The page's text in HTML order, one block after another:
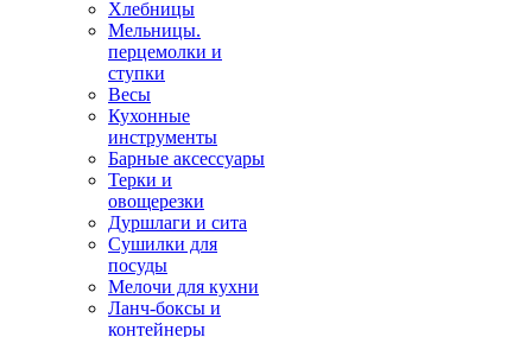
Хлебницы
Мельницы.
перцемолки и
ступки
Весы
Кухонные
инструменты
Барные аксессуары
Терки и
овощерезки
Дуршлаги и сита
Сушилки для
посуды
Мелочи для кухни
Ланч-боксы и
контейнеры